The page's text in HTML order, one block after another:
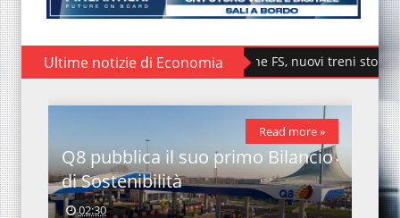
Ultime notizie di EconomiaFondazione FS, nuovi treni storici speciali
Q8 pubblica il suo primo Bilancio
di Sostenibilità
02:30
Read more »